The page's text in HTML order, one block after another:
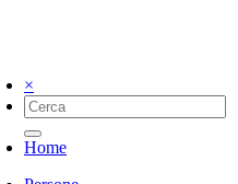
×
Home